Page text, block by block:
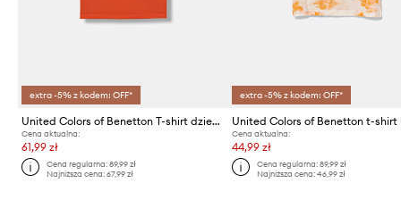
extra -5% z kodem: OFF*
United Colors of Benetton T-shirt dziecięcy bawełniany
Cena aktualna:
61,99 zł
Cena regularna:89,99 zł
Najniższa cena:67,99 zł
extra -5% z kodem: OFF*
Cena aktualna:
44,99 zł
Cena regularna: 89,99 zł
Najniższa cena: 46,99 zł